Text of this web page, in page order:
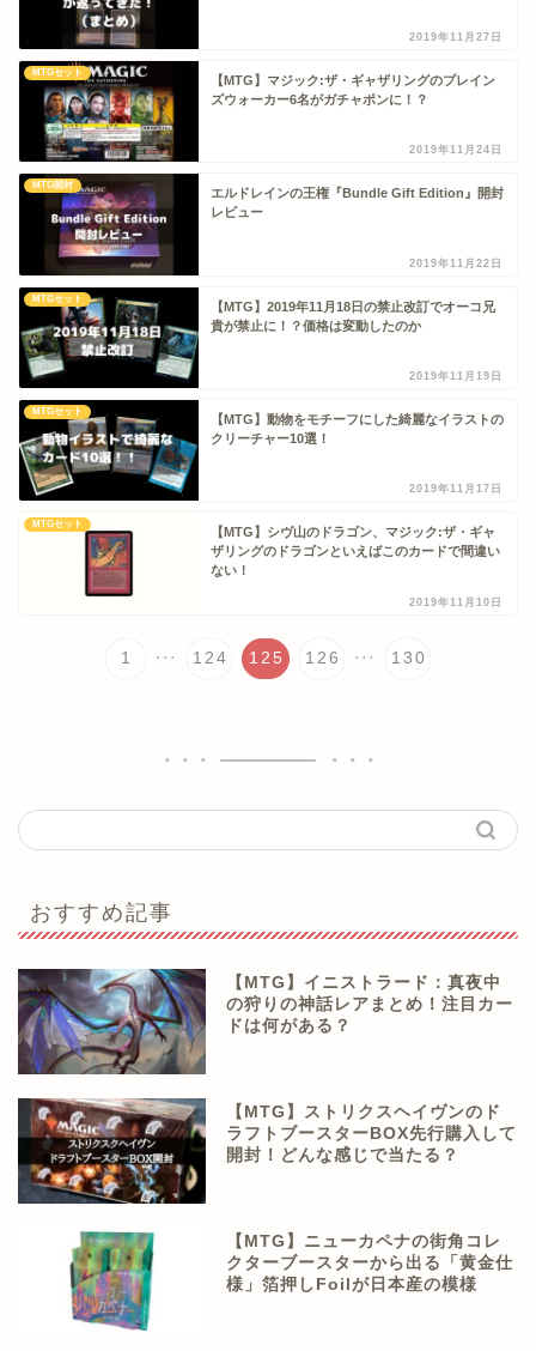
2019年11月27日
MTGセット
【MTG】マジック:ザ・ギャザリングのプレイン
ズウォーカー6名がガチャポンに！？
2019年11月24日
MTG開封
エルドレインの王権『Bundle Gift Edition』開封
レビュー
2019年11月22日
MTGセット
【MTG】2019年11月18日の禁止改訂でオーコ兄
貴が禁止に！？価格は変動したのか
2019年11月19日
MTGセット
【MTG】動物をモチーフにした綺麗なイラストの
クリーチャー10選！
2019年11月17日
MTGセット
【MTG】シヴ山のドラゴン、マジック:ザ・ギャ
ザリングのドラゴンといえばこのカードで間違い
ない！
2019年11月10日
1 ... 124 125 126 ... 130
おすすめ記事
【MTG】イニストラード：真夜中
の狩りの神話レアまとめ！注目カー
ドは何がある？
【MTG】ストリクスヘイヴンのド
ラフトブースターBOX先行購入して
開封！どんな感じで当たる？
【MTG】ニューカペナの街角コレ
クターブースターから出る「黄金仕
様」箔押しFoilが日本産の模様